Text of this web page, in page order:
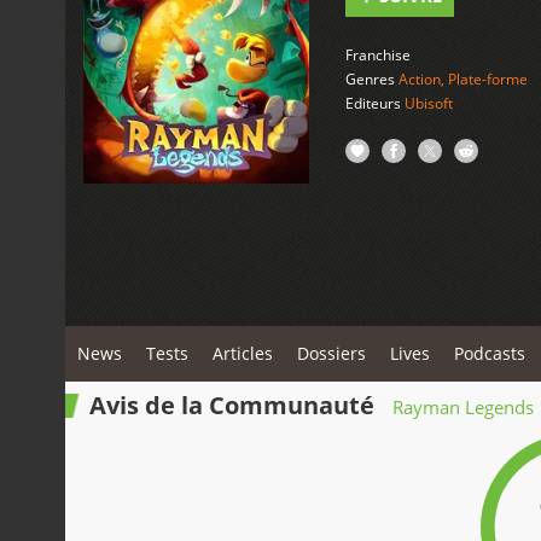
Franchise
GenresAction, Plate-forme
Editeurs Ubisoft
News Tests Articles Dossiers Lives Podcasts
Avis de la Communauté Rayman Legends